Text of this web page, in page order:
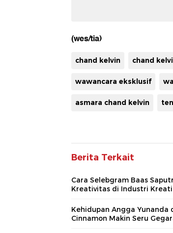
(wes/tia)
chand kelvin chand
wawancara eksklusif
asmara chand kelvin
Berita Terkait
Cara Selebgram Baas
Kreativitas di Industri
Kehidupan Angga Yunanda
Cinnamon Makin Seru